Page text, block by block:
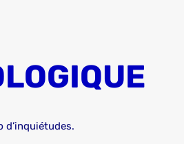
d’inquiétudes.